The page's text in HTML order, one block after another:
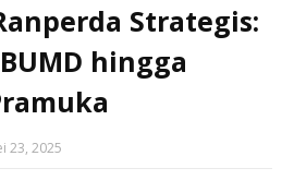
Strategis:
hingga
23, 2025